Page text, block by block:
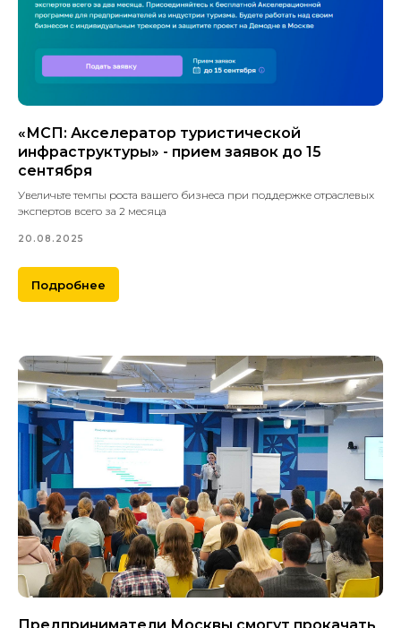
«МСП: Акселератор туристической
инфраструктуры» - прием заявок до 15
сентября
Увеличьте темпы роста вашего бизнеса при поддержке отраслевых
экспертов всего за 2 месяца
20.08.2025
Подробнее
Предприниматели Москвы смогут прокачать